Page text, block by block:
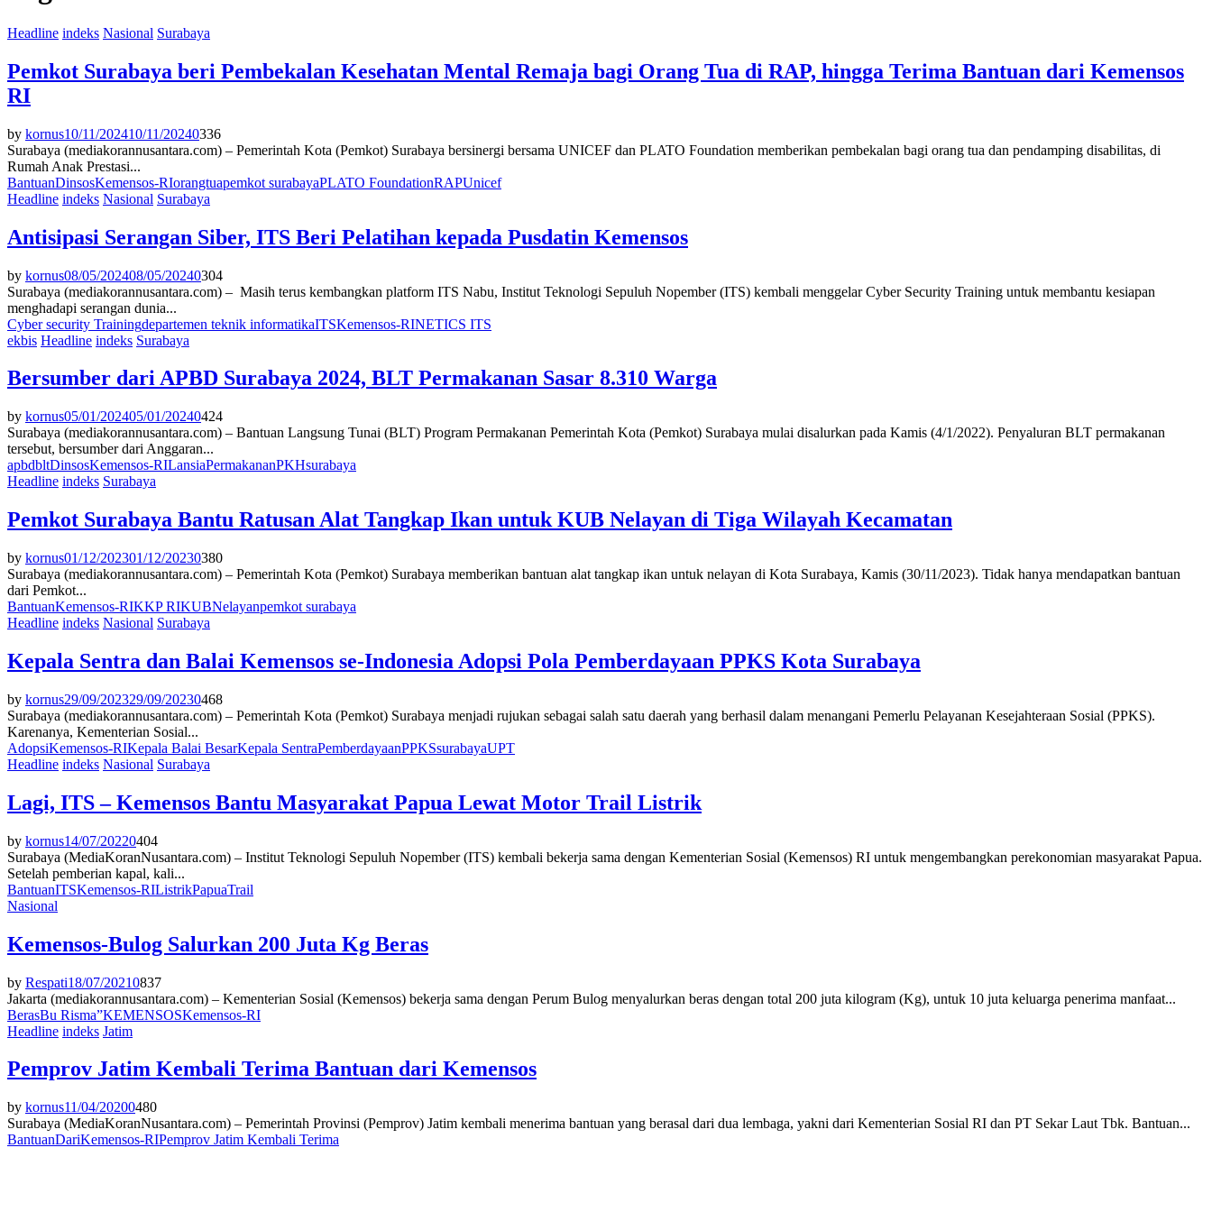
Headline indeks Nasional Surabaya
Pemkot Surabaya beri Pembekalan Kesehatan Mental Remaja bagi Orang Tua di RAP, hingga Terima Bantuan dari Kemensos
RI
by kornus10/11/202410/11/20240336
Surabaya (mediakorannusantara.com) – Pemerintah Kota (Pemkot) Surabaya bersinergi bersama UNICEF dan PLATO Foundation memberikan pembekalan bagi orang tua dan pendamping disabilitas, di
Rumah Anak Prestasi...
BantuanDinsosKemensos-RIorangtuapemkot surabayaPLATO FoundationRAPUnicef
Headline indeks Nasional Surabaya
Antisipasi Serangan Siber, ITS Beri Pelatihan kepada Pusdatin Kemensos
by kornus08/05/202408/05/20240304
Surabaya (mediakorannusantara.com) – Masih terus kembangkan platform ITS Nabu, Institut Teknologi Sepuluh Nopember (ITS) kembali menggelar Cyber Security Training untuk membantu kesiapan
menghadapi serangan dunia...
Cyber security Trainingdepartemen teknik informatikaITSKemensos-RINETICS ITS
ekbis Headline indeks Surabaya
Bersumber dari APBD Surabaya 2024, BLT Permakanan Sasar 8.310 Warga
by kornus05/01/202405/01/20240424
Surabaya (mediakorannusantara.com) – Bantuan Langsung Tunai (BLT) Program Permakanan Pemerintah Kota (Pemkot) Surabaya mulai disalurkan pada Kamis (4/1/2022). Penyaluran BLT permakanan
tersebut, bersumber dari Anggaran...
apbdbltDinsosKemensos-RILansiaPermakananPKHsurabaya
Headline indeks Surabaya
Pemkot Surabaya Bantu Ratusan Alat Tangkap Ikan untuk KUB Nelayan di Tiga Wilayah Kecamatan
by kornus01/12/202301/12/20230380
Surabaya (mediakorannusantara.com) – Pemerintah Kota (Pemkot) Surabaya memberikan bantuan alat tangkap ikan untuk nelayan di Kota Surabaya, Kamis (30/11/2023). Tidak hanya mendapatkan bantuan
dari Pemkot...
BantuanKemensos-RIKKP RIKUBNelayanpemkot surabaya
Headline indeks Nasional Surabaya
Kepala Sentra dan Balai Kemensos se-Indonesia Adopsi Pola Pemberdayaan PPKS Kota Surabaya
by kornus29/09/202329/09/20230468
Surabaya (mediakorannusantara.com) – Pemerintah Kota (Pemkot) Surabaya menjadi rujukan sebagai salah satu daerah yang berhasil dalam menangani Pemerlu Pelayanan Kesejahteraan Sosial (PPKS).
Karenanya, Kementerian Sosial...
AdopsiKemensos-RIKepala Balai BesarKepala SentraPemberdayaanPPKSsurabayaUPT
Headline indeks Nasional Surabaya
Lagi, ITS – Kemensos Bantu Masyarakat Papua Lewat Motor Trail Listrik
by kornus14/07/20220404
Surabaya (MediaKoranNusantara.com) – Institut Teknologi Sepuluh Nopember (ITS) kembali bekerja sama dengan Kementerian Sosial (Kemensos) RI untuk mengembangkan perekonomian masyarakat Papua.
Setelah pemberian kapal, kali...
BantuanITSKemensos-RIListrikPapuaTrail
Nasional
Kemensos-Bulog Salurkan 200 Juta Kg Beras
by Respati18/07/20210837
Jakarta (mediakorannusantara.com) – Kementerian Sosial (Kemensos) bekerja sama dengan Perum Bulog menyalurkan beras dengan total 200 juta kilogram (Kg), untuk 10 juta keluarga penerima manfaat...
BerasBu Risma”KEMENSOSKemensos-RI
Headline indeks Jatim
Pemprov Jatim Kembali Terima Bantuan dari Kemensos
by kornus11/04/20200480
Surabaya (MediaKoranNusantara.com) – Pemerintah Provinsi (Pemprov) Jatim kembali menerima bantuan yang berasal dari dua lembaga, yakni dari Kementerian Sosial RI dan PT Sekar Laut Tbk. Bantuan...
BantuanDariKemensos-RIPemprov Jatim Kembali Terima